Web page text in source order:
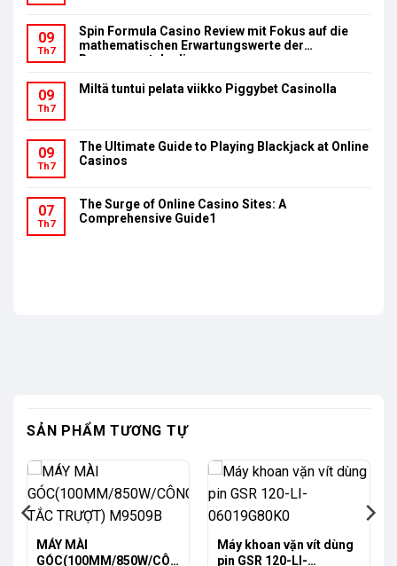
09
Th7
Spin Formula Casino Review mit Fokus auf die
mathematischen Erwartungswerte der
Bonusumsatzbedingungen
09
Th7
Miltä tuntui pelata viikko Piggybet Casinolla
09
Th7
The Ultimate Guide to Playing Blackjack at Online
Casinos
07
Th7
The Surge of Online Casino Sites: A
Comprehensive Guide1
SẢN PHẨM TƯƠNG TỰ
-9%
MÁY MÀI
GÓC(100MM/850W/CÔN
Máy khoan vặn vít dùng
pin GSR 120-LI-